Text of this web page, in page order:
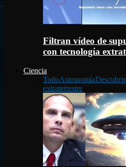
Filtran vídeo de
con tecnología
Ciencia
TodoAstronomía
extraterrestre